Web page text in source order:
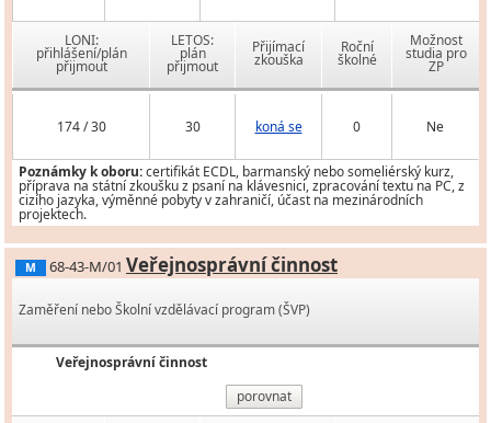
LONI:
přihlášení/plán
přijmout
LETOS:
plán
přijmout
Přijímací
zkouška
Roční
školné
Možnost
studia pro
ZP
174 / 30 30 koná se 0 Ne
Poznámky k oboru:certifikát ECDL, barmanský nebo someliérský kurz,
příprava na státní zkoušku z psaní na klávesnici, zpracování textu na PC, z
cizího jazyka, výměnné pobyty v zahraničí, účast na mezinárodních
projektech.
M 68-43-M/01 Veřejnosprávní činnost
Zaměření nebo Školní vzdělávací program (ŠVP)
Veřejnosprávní činnost
porovnat